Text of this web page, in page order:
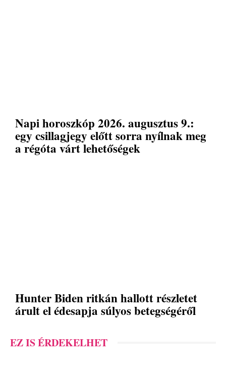
Napi horoszkóp 2026. augusztus 9.:
egy csillagjegy előtt sorra nyílnak meg
a régóta várt lehetőségek
Hunter Biden ritkán hallott részletet
árult el édesapja súlyos betegségéről
EZ IS ÉRDEKELHET